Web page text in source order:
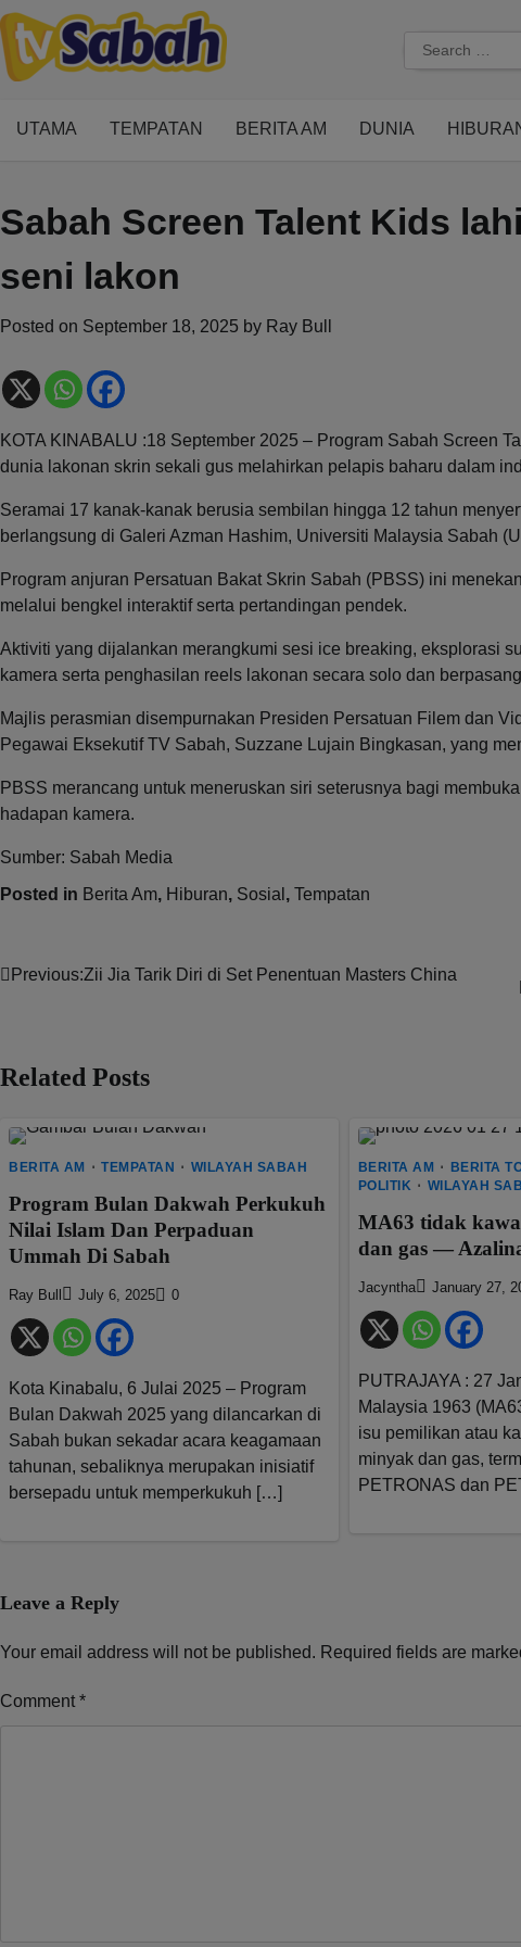
Skip
to
content
Search
for:
UTAMA TEMPATAN BERITA AM DUNIA
Sabah Screen Talent Kids
seni lakon
Posted on September 18, 2025 by Ray Bull
KOTA KINABALU :18 September 2025 – Program Sabah Screen
dunia lakonan skrin sekali gus melahirkan pelapis baharu dalam
Seramai 17 kanak-kanak berusia sembilan hingga 12 tahun
berlangsung di Galeri Azman Hashim, Universiti Malaysia Sabah
Program anjuran Persatuan Bakat Skrin Sabah (PBSS) ini
melalui bengkel interaktif serta pertandingan pendek.
Aktiviti yang dijalankan merangkumi sesi ice breaking, eksplorasi
kamera serta penghasilan reels lakonan secara solo dan
Majlis perasmian disempurnakan Presiden Persatuan Filem dan
Pegawai Eksekutif TV Sabah, Suzzane Lujain Bingkasan, yang
PBSS merancang untuk meneruskan siri seterusnya bagi
hadapan kamera.
Sumber: Sabah Media
Posted in Berita Am, Hiburan, Sosial , Tempatan
Post
Previous:Zii Jia Tarik Diri di Set Penentuan Masters China
Related Posts
BERITA AM TEMPATAN WILAYAH SABAH
Program Bulan Dakwah Perkukuh
Nilai Islam Dan Perpaduan
Ummah Di Sabah
Ray Bull July 6, 2025 0
Kota Kinabalu, 6 Julai 2025 – Program
Bulan Dakwah 2025 yang dilancarkan di
Sabah bukan sekadar acara keagamaan
tahunan, sebaliknya merupakan inisiatif
bersepadu untuk memperkukuh […]
BERITA AM BERITA
POLITIK
WILAYAH
MA63 tidak
dan gas —
Jacyntha January 27,
PUTRAJAYA : 27
Malaysia 1963
isu pemilikan atau
minyak dan gas,
PETRONAS dan
Leave a Reply
Your email address will not be published. Required fields are
Comment*